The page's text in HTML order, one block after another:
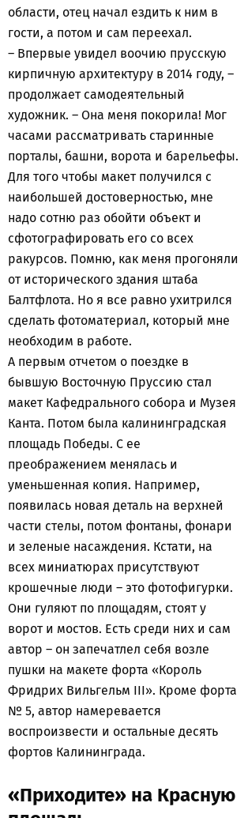
области, отец начал ездить к ним в
гости, а потом и сам переехал.
– Впервые увидел воочию прусскую
кирпичную архитектуру в 2014 году, –
продолжает самодеятельный
художник. – Она меня покорила! Мог
часами рассматривать старинные
порталы, башни, ворота и барельефы.
Для того чтобы макет получился с
наибольшей достоверностью, мне
надо сотню раз обойти объект и
сфотографировать его со всех
ракурсов. Помню, как меня прогоняли
от исторического здания штаба
Балтфлота. Но я все равно ухитрился
сделать фотоматериал, который мне
необходим в работе.
А первым отчетом о поездке в
бывшую Восточную Пруссию стал
макет Кафедрального собора и Музея
Канта. Потом была калининградская
площадь Победы. С ее
преображением менялась и
уменьшенная копия. Например,
появилась новая деталь на верхней
части стелы, потом фонтаны, фонари
и зеленые насаждения. Кстати, на
всех миниатюрах присутствуют
крошечные люди – это фотофигурки.
Они гуляют по площадям, стоят у
ворот и мостов. Есть среди них и сам
автор – он запечатлел себя возле
пушки на макете форта «Король
Фридрих Вильгельм III». Кроме форта
№ 5, автор намеревается
воспроизвести и остальные десять
фортов Калининграда.
«Приходите» на Красную